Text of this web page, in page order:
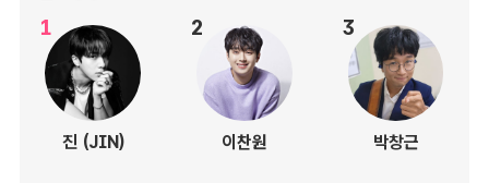
1
진 (JIN)
2
이찬원
3
박창근